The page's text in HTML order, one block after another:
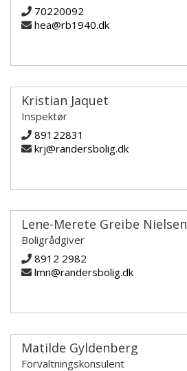
70220092
hea@rb1940.dk
Kristian Jaquet
Inspektør
89122831
krj@randersbolig.dk
Lene-Merete Greibe Nielsen
Boligrådgiver
8912 2982
lmn@randersbolig.dk
Matilde Gyldenberg
Forvaltningskonsulent